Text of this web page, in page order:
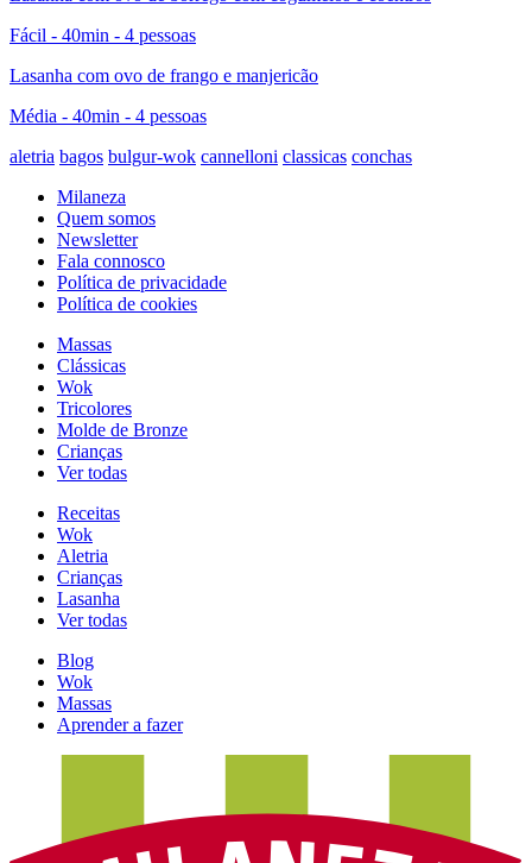
Fácil - 40min - 4 pessoas
Lasanha com ovo de frango e manjericão
Média - 40min - 4 pessoas
aletria bagos bulgur-wok cannelloni classicas conchas
Milaneza
Quem somos
Newsletter
Fala connosco
Política de privacidade
Política de cookies
Massas
Clássicas
Wok
Tricolores
Molde de Bronze
Crianças
Ver todas
Receitas
Wok
Aletria
Crianças
Lasanha
Ver todas
Blog
Wok
Massas
Aprender a fazer